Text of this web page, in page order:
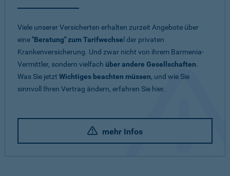
Viele unserer Versicherten erhalten zurzeit Angebote über
eine"Beratung" zum Tarifwechse l der privaten
Krankenversicherung. Und zwar nicht von ihrem Barmenia-
Vermittler, sondern vielfach über andere Gesellschaften.
Was Sie jetzt Wichtiges beachten müssen, und wie Sie
sinnvoll Ihren Vertrag ändern, erfahren Sie hier.
mehr Infos